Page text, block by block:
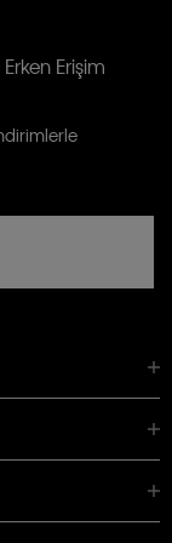
türlü iletişim yoluyla;
Onayveriyorum.
açık
Erişim